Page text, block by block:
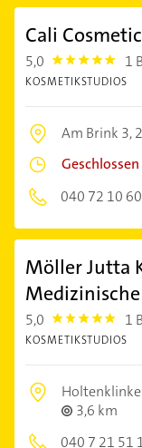
Cali
5,0 5.0 1
KOSMETIKSTUDIOS
Am Brink 3,
Geschlossen
040 72 10
Möller Jutta
5,0 5.0 1
KOSMETIKSTUDIOS
3,6 km
040 7 21 51